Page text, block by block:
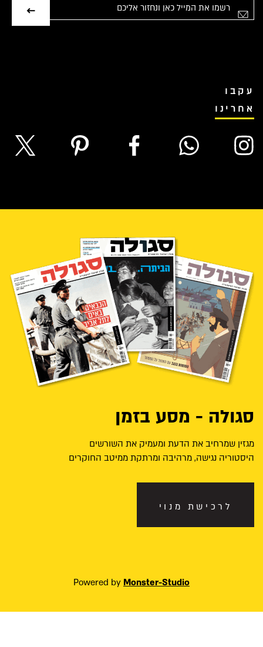
עקבו
אחרינו
סגולה - מסע בזמן
מגזין שמרחיב את הדעת ומעמיק את השורשים
היסטוריה נגישה, מרהיבה ומרתקת ממיטב החוקרים
לרכישת מנוי
Powered byMonster-Studio